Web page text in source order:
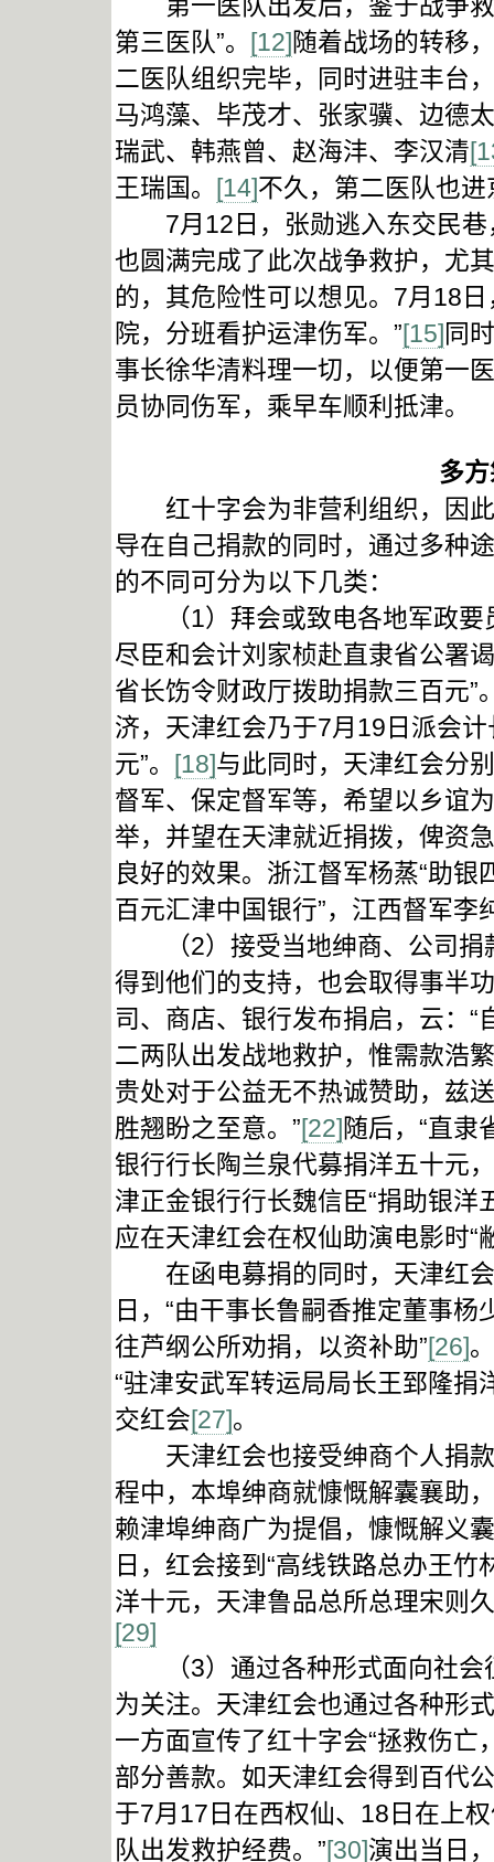
第三医队”。 [12]随着战场的转移
二医队组织完毕，同时进驻丰台
马鸿藻、毕茂才、张家骥、边德
瑞武、韩燕曾、赵海沣、李汉清
王瑞国。 [14]不久，第二医队也
7月12日，张勋逃入东交民巷
也圆满完成了此次战争救护，尤
的，其危险性可以想见。7月18
院，分班看护运津伤军。”[15]同
事长徐华清料理一切，以便第一
员协同伤军，乘早车顺利抵津。
多
红十字会为非营利组织，因此
导在自己捐款的同时，通过多种
的不同可分为以下几类：
（1）拜会或致电各地军政要
尽臣和会计刘家桢赴直隶省公署
省长饬令财政厅拨助捐款三百元”
济，天津红会乃于7月19日派会
元”。 [18]与此同时，天津红会分
督军、保定督军等，希望以乡谊
举，并望在天津就近捐拨，俾资
良好的效果。浙江督军杨蒸“助银
百元汇津中国银行”，江西督军李
（2）接受当地绅商、公司捐
得到他们的支持，也会取得事半
司、商店、银行发布捐启，云：
二两队出发战地救护，惟需款浩
贵处对于公益无不热诚赞助，兹
胜翘盼之至意。”[22]随后，“直隶
银行行长陶兰泉代募捐洋五十元
津正金银行行长魏信臣“捐助银洋
应在天津红会在权仙助演电影时“
在函电募捐的同时，天津红会
日，“由干事长鲁嗣香推定董事
往芦纲公所劝捐，以资补助”[26]
“驻津安武军转运局局长王郅隆捐
交红会[27]。
天津红会也接受绅商个人捐款
程中，本埠绅商就慷慨解囊襄助
赖津埠绅商广为提倡，慷慨解义
日，红会接到“高线铁路总办王
洋十元，天津鲁品总所总理宋则
[29]
（3）通过各种形式面向社会
为关注。天津红会也通过各种形
一方面宣传了红十字会“拯救伤亡
部分善款。如天津红会得到百代
于7月17日在西权仙、18日在上
队出发救护经费。”[30]演出当日